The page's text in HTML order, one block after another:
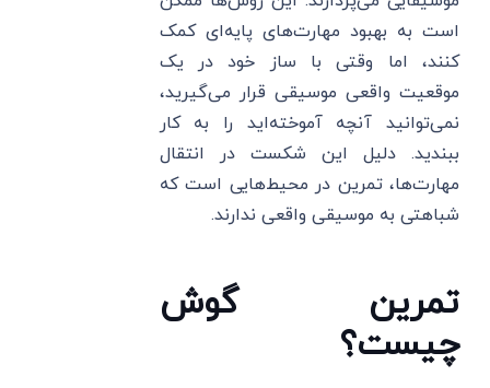
است به بهبود مهارت‌های پایه‌ای کمک
کنند، اما وقتی با ساز خود در یک
موقعیت واقعی موسیقی قرار می‌گیرید،
نمی‌توانید آنچه آموخته‌اید را به کار
ببندید. دلیل این شکست در انتقال
مهارت‌ها، تمرین در محیط‌هایی است که
شباهتی به موسیقی واقعی ندارند.
تمرین گوش
چیست؟